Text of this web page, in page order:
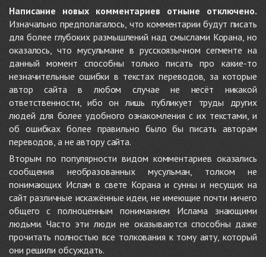
Написание новых комментариев отныне отключено.
Изначально предполагалось, что комментарии будут писать
для более глубоких размышлений над смыслами Корана, но
оказалось, что мусульмане в русскоязычном сегменте на
данный момент способны только писать про какие-то
незначительные ошибки в текстах переводов, за которые
автор сайта в любом случае не несёт никакой
ответственности, ибо он лишь публикует труды других
людей для более удобного ознакомления с их текстами, и
об ошибках более правильно было бы писать авторам
переводов, а не автору сайта.
Вторым по популярности видом комментариев оказались
сообщения необразованных мусульман, толком не
понимающих Ислам в свете Корана и сунны и несущих на
сайт различные искажённые идеи, не имеющие почти ничего
общего с полноценным пониманием Ислама знающими
людьми. Часто эти люди не оказываются способны даже
прочитать полностью все толкования к тому аяту, который
они решили обсуждать.